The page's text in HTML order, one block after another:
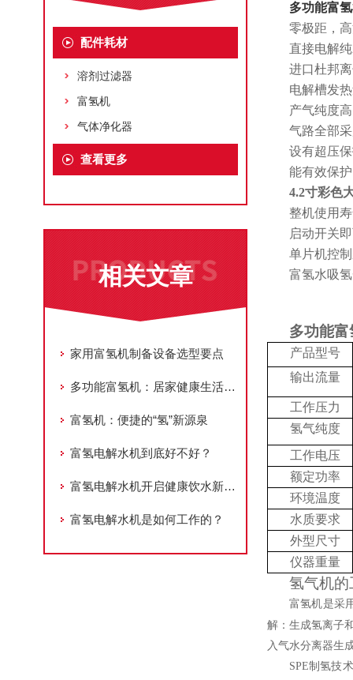
配件耗材
溶剂过滤器
富氢机
气体净化器
查看更多
相关文章
家用富氢机制备设备选型要点
多功能富氢机：居家健康生活的“全能氢管家”
富氢机：便捷的“氢”新源泉
富氢电解水机到底好不好？
富氢电解水机开启健康饮水新时代
富氢电解水机是如何工作的？
多功能富
零极距，
直接电解
进口杜邦
电解槽发
产气纯度
气路全部
设有超压
能有效保
4.2寸彩色
整机使用
启动开关
单片机控
富氢水吸
多功能富
产品型号
输出流量
工作压力
氢气纯度
工作电压
额定功率
环境温度
水质要求
外型尺寸
仪器重量
氢气机
富氢机是采
解：生成氢离子
入气水分离器生
SPE制氢技